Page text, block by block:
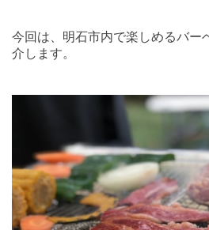
今回は、明石市内で楽しめるバー
介します。